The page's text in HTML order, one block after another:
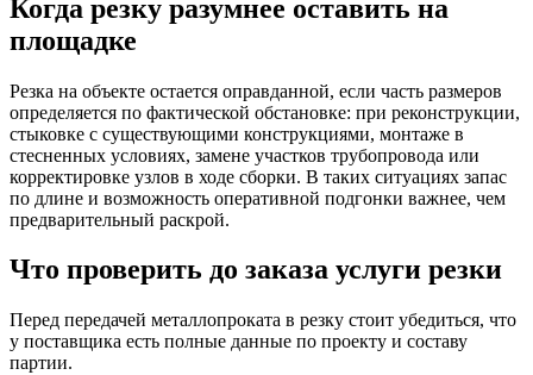
Когда резку разумнее оставить на
площадке
Резка на объекте остается оправданной, если часть размеров
определяется по фактической обстановке: при реконструкции,
стыковке с существующими конструкциями, монтаже в
стесненных условиях, замене участков трубопровода или
корректировке узлов в ходе сборки. В таких ситуациях запас
по длине и возможность оперативной подгонки важнее, чем
предварительный раскрой.
Что проверить до заказа услуги резки
Перед передачей металлопроката в резку стоит убедиться, что
у поставщика есть полные данные по проекту и составу
партии.